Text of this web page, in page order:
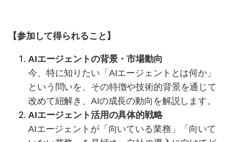
【参加して得られること】
AIエージェントの背景・市場動向
今、特に知りたい「AIエージェントとは何か」
という問いを、その特徴や技術的背景を通じて
改めて紐解き、AIの成長の動向を解説します。
AIエージェント活用の具体的戦略
AIエージェントが「向いている業務」「向いて